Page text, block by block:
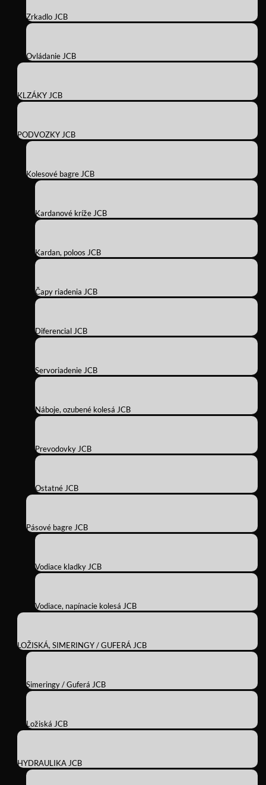
Zrkadlo JCB
Ovládanie JCB
KLZÁKY JCB
PODVOZKY JCB
Kolesové bagre JCB
Kardanové kríže JCB
Kardan, poloos JCB
Čapy riadenia JCB
Diferencial JCB
Servoriadenie JCB
Náboje, ozubené kolesá JCB
Prevodovky JCB
Ostatné JCB
Pásové bagre JCB
Vodiace kladky JCB
Vodiace, napínacie kolesá JCB
LOŽISKÁ, SIMERINGY / GUFERÁ JCB
Simeringy / Guferá JCB
Ložiská JCB
HYDRAULIKA JCB